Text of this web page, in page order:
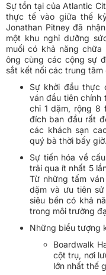
Sự tồn tại của Atlantic
thực tế vào giữa thế
Jonathan Pitney đã
một khu nghỉ dưỡng
muối có khả năng
ông cùng các cộng sự
sắt kết nối các trung
Sự khởi đầu thực
ván đầu tiên chính
chỉ 1 dặm, rộng 8
đích ban đầu rất
các khách sạn
quý bà thời bấy giờ.
Sự tiến hóa về
trải qua ít nhất 5
Từ những tấm
dặm và ưu tiên
siêu bền có khả
trong môi trường
Những biểu tượng
Boardwalk
cột trụ, nơi
lớn nhất thế